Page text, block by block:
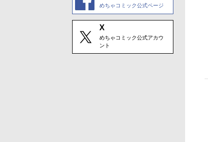
めちゃコミック公式ページ
X
めちゃコミック公式アカウ
ント